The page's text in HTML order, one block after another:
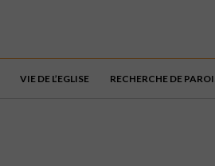
VIE DE L’EGLISE RECHERCHE DE